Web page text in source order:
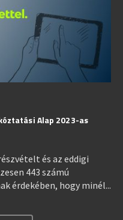
Alap 2023-as
és az eddigi
443 számú
érdekében, hogy minél...